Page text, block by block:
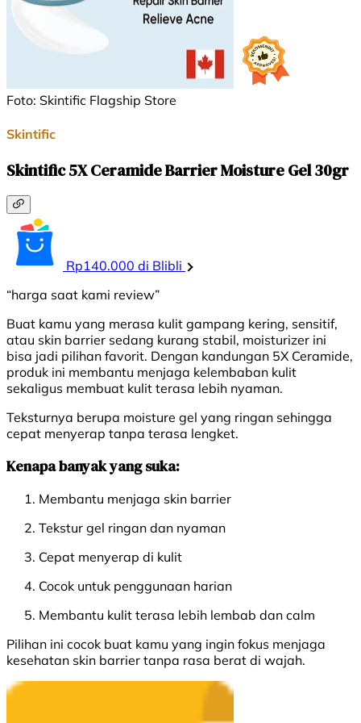
Foto: Skintific Flagship Store
Skintific
Skintific 5X Ceramide Barrier Moisture Gel 30gr
Rp140.000 di Blibli
“harga saat kami review”
Buat kamu yang merasa kulit gampang kering, sensitif,
atau skin barrier sedang kurang stabil, moisturizer ini
bisa jadi pilihan favorit. Dengan kandungan 5X Ceramide,
produk ini membantu menjaga kelembaban kulit
sekaligus membuat kulit terasa lebih nyaman.
Teksturnya berupa moisture gel yang ringan sehingga
cepat menyerap tanpa terasa lengket.
Kenapa banyak yang suka:
Membantu menjaga skin barrier
Tekstur gel ringan dan nyaman
Cepat menyerap di kulit
Cocok untuk penggunaan harian
Membantu kulit terasa lebih lembab dan calm
Pilihan ini cocok buat kamu yang ingin fokus menjaga
kesehatan skin barrier tanpa rasa berat di wajah.